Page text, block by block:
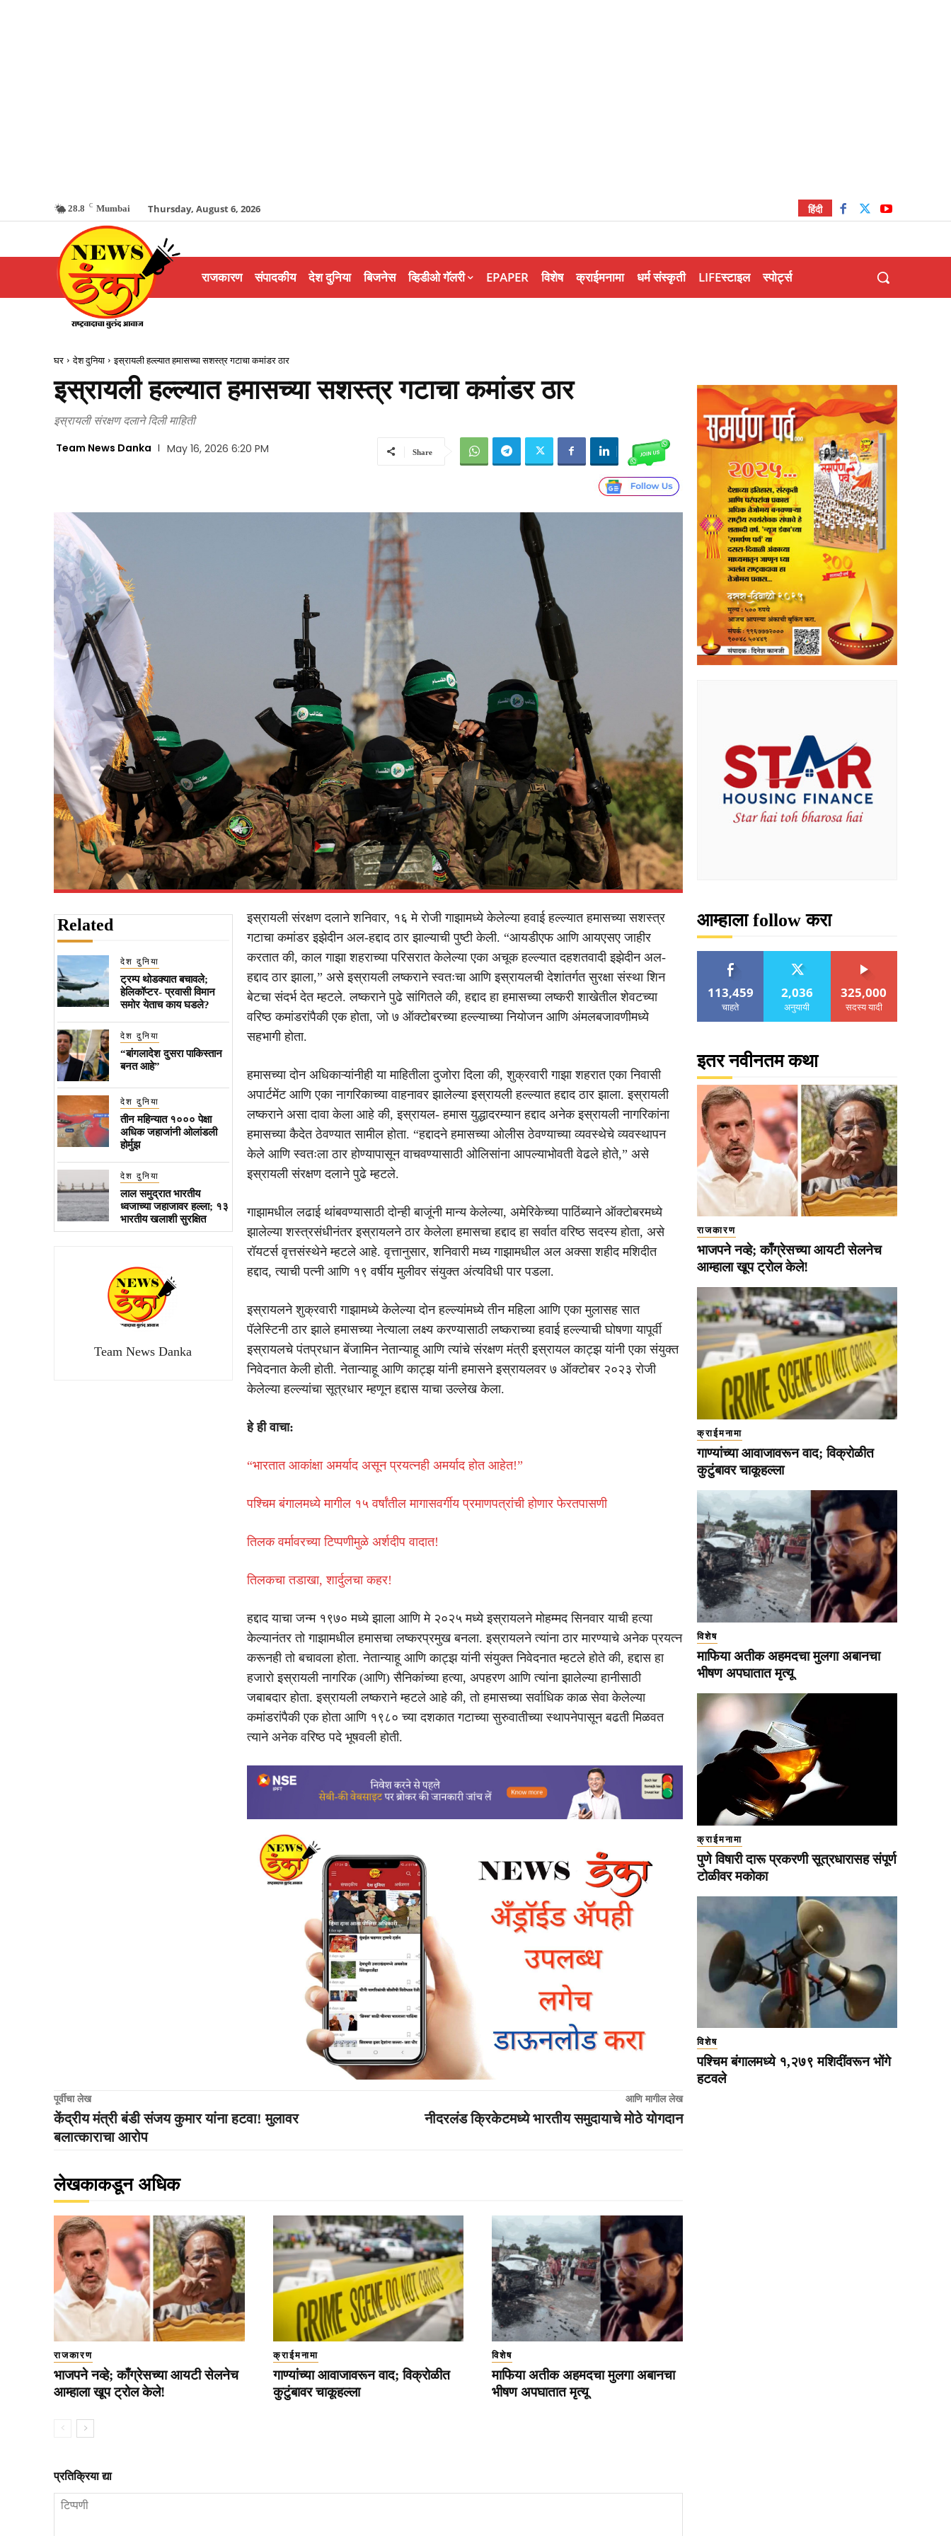
28.8 C Mumbai Thursday, August 6, 2026 हिंदी
राजकारण संपादकीय देश दुनिया बिजनेस व्हिडीओ गॅलरी EPAPER विशेष क्राईमनामा धर्म संस्कृती LIFEस्टाइल स्पोर्ट्स
घर देश दुनिया इस्रायली हल्ल्यात हमासच्या सशस्त्र गटाचा कमांडर ठार
इस्रायली हल्ल्यात हमासच्या सशस्त्र गटाचा कमांडर ठार
इस्रायली संरक्षण दलाने दिली माहिती
Team News Danka May 16, 2026 6:20 PM Share
Related
देश दुनिया
ट्रम्प थोडक्यात बचावले;
हेलिकॉप्टर- प्रवासी विमान
समोर येताच काय घडले?
देश दुनिया
“बांगलादेश दुसरा पाकिस्तान
बनत आहे”
देश दुनिया
तीन महिन्यात १००० पेक्षा
अधिक जहाजांनी ओलांडली
होर्मुझ
देश दुनिया
लाल समुद्रात भारतीय
ध्वजाच्या जहाजावर हल्ला; १३
भारतीय खलाशी सुरक्षित
Team News Danka
इस्रायली संरक्षण दलाने शनिवार, १६ मे रोजी गाझामध्ये केलेल्या हवाई हल्ल्यात हमासच्या सशस्त्र
गटाचा कमांडर इझेदीन अल-हद्दाद ठार झाल्याची पुष्टी केली. “आयडीएफ आणि आयएसए जाहीर
करतात की, काल गाझा शहराच्या परिसरात केलेल्या एका अचूक हल्ल्यात दहशतवादी इझेदीन अल-
हद्दाद ठार झाला,” असे इस्रायली लष्कराने स्वतःचा आणि इस्रायलची देशांतर्गत सुरक्षा संस्था शिन
बेटचा संदर्भ देत म्हटले. लष्कराने पुढे सांगितले की, हद्दाद हा हमासच्या लष्करी शाखेतील शेवटच्या
वरिष्ठ कमांडरांपैकी एक होता, जो ७ ऑक्टोबरच्या हल्ल्याच्या नियोजन आणि अंमलबजावणीमध्ये
सहभागी होता.
हमासच्या दोन अधिकाऱ्यांनीही या माहितीला दुजोरा दिला की, शुक्रवारी गाझा शहरात एका निवासी
अपार्टमेंट आणि एका नागरिकाच्या वाहनावर झालेल्या इस्रायली हल्ल्यात हद्दाद ठार झाला. इस्रायली
लष्कराने असा दावा केला आहे की, इस्रायल- हमास युद्धादरम्यान हद्दाद अनेक इस्रायली नागरिकांना
हमासच्या कैदेत ठेवण्यात सामील होता. “हद्दादने हमासच्या ओलीस ठेवण्याच्या व्यवस्थेचे व्यवस्थापन
केले आणि स्वतःला ठार होण्यापासून वाचवण्यासाठी ओलिसांना आपल्याभोवती वेढले होते,” असे
इस्रायली संरक्षण दलाने पुढे म्हटले.
गाझामधील लढाई थांबवण्यासाठी दोन्ही बाजूंनी मान्य केलेल्या, अमेरिकेच्या पाठिंब्याने ऑक्टोबरमध्ये
झालेल्या शस्त्रसंधीनंतर इस्रायलने ठार केलेला हमासचा हद्दाद हा सर्वात वरिष्ठ सदस्य होता, असे
रॉयटर्स वृत्तसंस्थेने म्हटले आहे. वृत्तानुसार, शनिवारी मध्य गाझामधील अल अक्सा शहीद मशिदीत
हद्दाद, त्याची पत्नी आणि १९ वर्षीय मुलीवर संयुक्त अंत्यविधी पार पडला.
इस्रायलने शुक्रवारी गाझामध्ये केलेल्या दोन हल्ल्यांमध्ये तीन महिला आणि एका मुलासह सात
पॅलेस्टिनी ठार झाले हमासच्या नेत्याला लक्ष्य करण्यासाठी लष्कराच्या हवाई हल्ल्याची घोषणा यापूर्वी
इस्रायलचे पंतप्रधान बेंजामिन नेतान्याहू आणि त्यांचे संरक्षण मंत्री इस्रायल काट्झ यांनी एका संयुक्त
निवेदनात केली होती. नेतान्याहू आणि काट्झ यांनी हमासने इस्रायलवर ७ ऑक्टोबर २०२३ रोजी
केलेल्या हल्ल्यांचा सूत्रधार म्हणून हद्दास याचा उल्लेख केला.
हे ही वाचा:
“भारतात आकांक्षा अमर्याद असून प्रयत्नही अमर्याद होत आहेत!”
पश्चिम बंगालमध्ये मागील १५ वर्षांतील मागासवर्गीय प्रमाणपत्रांची होणार फेरतपासणी
तिलक वर्मावरच्या टिप्पणीमुळे अर्शदीप वादात!
तिलकचा तडाखा, शार्दुलचा कहर!
हद्दाद याचा जन्म १९७० मध्ये झाला आणि मे २०२५ मध्ये इस्रायलने मोहम्मद सिनवार याची हत्या
केल्यानंतर तो गाझामधील हमासचा लष्करप्रमुख बनला. इस्रायलने त्यांना ठार मारण्याचे अनेक प्रयत्न
करूनही तो बचावला होता. नेतान्याहू आणि काट्झ यांनी संयुक्त निवेदनात म्हटले होते की, हद्दास हा
हजारो इस्रायली नागरिक (आणि) सैनिकांच्या हत्या, अपहरण आणि त्यांना झालेल्या हानीसाठी
जबाबदार होता. इस्रायली लष्कराने म्हटले आहे की, तो हमासच्या सर्वाधिक काळ सेवा केलेल्या
कमांडरांपैकी एक होता आणि १९८० च्या दशकात गटाच्या सुरुवातीच्या स्थापनेपासून बढती मिळवत
त्याने अनेक वरिष्ठ पदे भूषवली होती.
पूर्वीचा लेख
केंद्रीय मंत्री बंडी संजय कुमार यांना हटवा! मुलावर
बलात्काराचा आरोप
आणि मागील लेख
नीदरलंड क्रिकेटमध्ये भारतीय समुदायाचे मोठे योगदान
लेखकाकडून अधिक
राजकारण
भाजपने नव्हे; काँग्रेसच्या आयटी सेलनेच
आम्हाला खूप ट्रोल केले!
क्राईमनामा
गाण्यांच्या आवाजावरून वाद; विक्रोळीत
कुटुंबावर चाकूहल्ला
विशेष
माफिया अतीक अहमदचा मुलगा अबानचा
भीषण अपघातात मृत्यू
प्रतिक्रिया द्या
आम्हाला follow करा
113,459
चाहते
2,036
अनुयायी
325,000
सदस्य यादी
इतर नवीनतम कथा
राजकारण
भाजपने नव्हे; काँग्रेसच्या आयटी सेलनेच
आम्हाला खूप ट्रोल केले!
क्राईमनामा
गाण्यांच्या आवाजावरून वाद; विक्रोळीत
कुटुंबावर चाकूहल्ला
विशेष
माफिया अतीक अहमदचा मुलगा अबानचा
भीषण अपघातात मृत्यू
क्राईमनामा
पुणे विषारी दारू प्रकरणी सूत्रधारासह संपूर्ण
टोळीवर मकोका
विशेष
पश्चिम बंगालमध्ये १,२७९ मशिदींवरून भोंगे
हटवले